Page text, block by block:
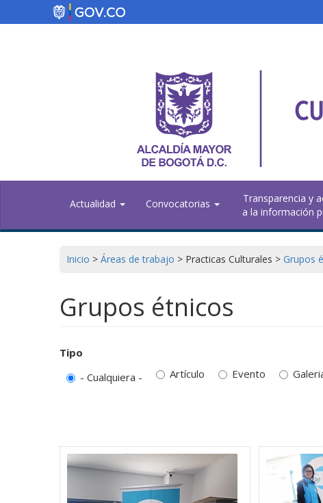
Actualidad Convocatorias
Transparencia y
a la información
Inicio > Áreas de trabajo > Practicas Culturales > Grupos
Grupos étnicos
Tipo
- Cualquiera -
Artículo Evento